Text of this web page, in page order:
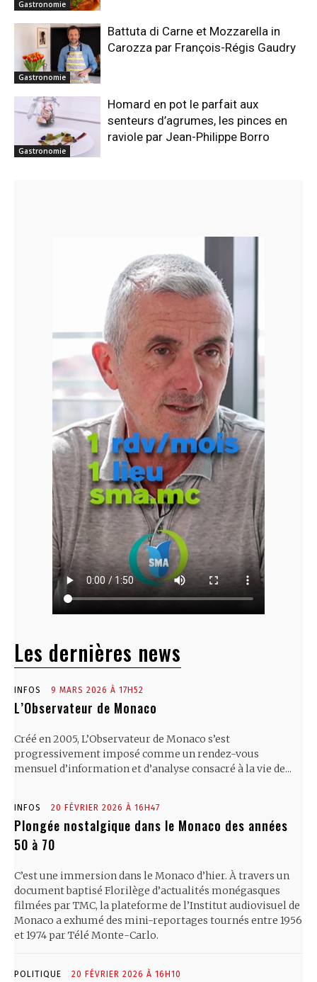
Gastronomie
Gastronomie
Battuta di Carne et Mozzarella in
Carozza par François-Régis Gaudry
Gastronomie
Homard en pot le parfait aux
senteurs d’agrumes, les pinces en
raviole par Jean-Philippe Borro
Les dernières news
INFOS 9 MARS 2026 À 17H52
L’Observateur de Monaco
Créé en 2005, L’Observateur de Monaco s’est
progressivement imposé comme un rendez-vous
mensuel d’information et d’analyse consacré à la vie de...
INFOS 20 FÉVRIER 2026 À 16H47
Plongée nostalgique dans le Monaco des années
50 à 70
C’est une immersion dans le Monaco d’hier. À travers un
document baptisé Florilège d’actualités monégasques
filmées par TMC, la plateforme de l’Institut audiovisuel de
Monaco a exhumé des mini-reportages tournés entre 1956
et 1974 par Télé Monte-Carlo.
POLITIQUE 20 FÉVRIER 2026 À 16H10